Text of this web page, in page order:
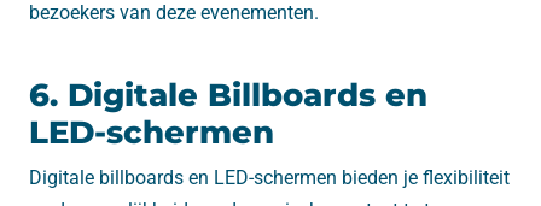
bezoekers van deze evenementen.
6. Digitale Billboards en
LED-schermen
Digitale billboards en LED-schermen bieden je flexibiliteit